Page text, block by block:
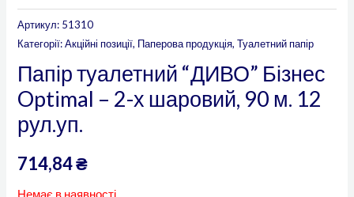
Артикул: 51310
Категорії:Акційні позиції, Паперова продукція,Туалетний папір
Папір туалетний “ДИВО” Бізнес
Optimal – 2-х шаровий, 90 м. 12
рул.уп.
714,84₴
Немає в наявності